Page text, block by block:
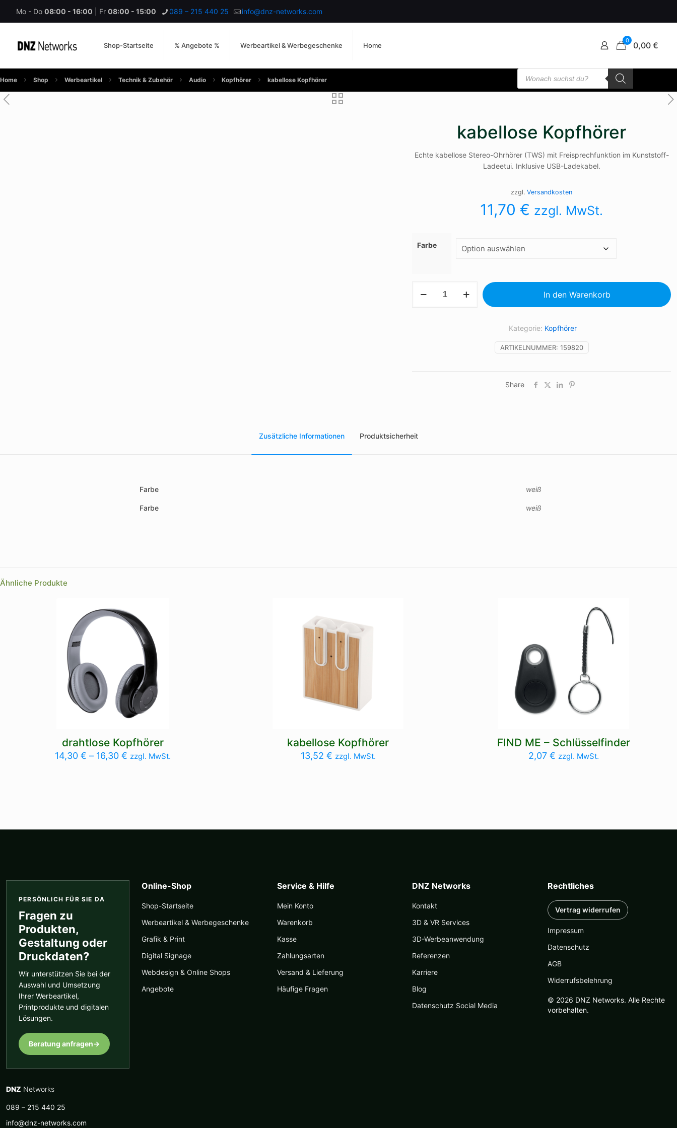
Mo - Do 08:00 - 16:00 | Fr 08:00 - 15:00 089 – 215 440 25 info@dnz-networks.com
Shop-Startseite % Angebote % Werbeartikel & Werbegeschenke Home
0 0,00 €
Home Shop Werbeartikel Technik & Zubehör Audio Kopfhörer kabellose Kopfhörer
Products
search
kabellose Kopfhörer
Echte kabellose Stereo-Ohrhörer (TWS) mit Freisprechfunktion im Kunststoff-
Ladeetui. Inklusive USB-Ladekabel.
zzgl.Versandkosten
11,70 € zzgl. MwSt.
Farbe
Kopfhörer
In den Warenkorb
ARTIKELNUMMER: 159820
Kategorie: Kopfhörer
Share
Zusätzliche Informationen Produktsicherheit
Farbe weiß
Farbe weiß
Ähnliche Produkte
drahtlose Kopfhörer
14,30 € – 16,30 € zzgl. MwSt.
kabellose Kopfhörer
13,52 € zzgl. MwSt.
FIND ME – Schlüsselfinder
2,07 € zzgl. MwSt.
PERSÖNLICH FÜR SIE DA
Fragen zu
Produkten,
Gestaltung oder
Druckdaten?
Wir unterstützen Sie bei der
Auswahl und Umsetzung
Ihrer Werbeartikel,
Printprodukte und digitalen
Lösungen.
Beratung anfragen→
DNZ Networks
089 – 215 440 25
info@dnz-networks.com
Online-Shop
Shop-Startseite
Werbeartikel & Werbegeschenke
Grafik & Print
Digital Signage
Webdesign & Online Shops
Angebote
Service & Hilfe
Mein Konto
Warenkorb
Kasse
Zahlungsarten
Versand & Lieferung
Häufige Fragen
DNZ Networks
Kontakt
3D & VR Services
3D-Werbeanwendung
Referenzen
Karriere
Blog
Datenschutz Social Media
Rechtliches
Vertrag widerrufen
Impressum
Datenschutz
AGB
Widerrufsbelehrung
© 2026 DNZ Networks. Alle Rechte
vorbehalten.